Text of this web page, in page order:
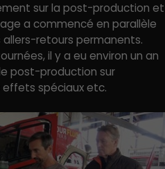
sur la post-production et
a commencé en parallèle
retours permanents.
il y a eu environ un an
post-production sur
effets spéciaux etc.